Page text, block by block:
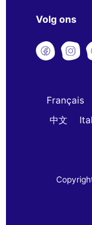
Volg ons
Français
中文